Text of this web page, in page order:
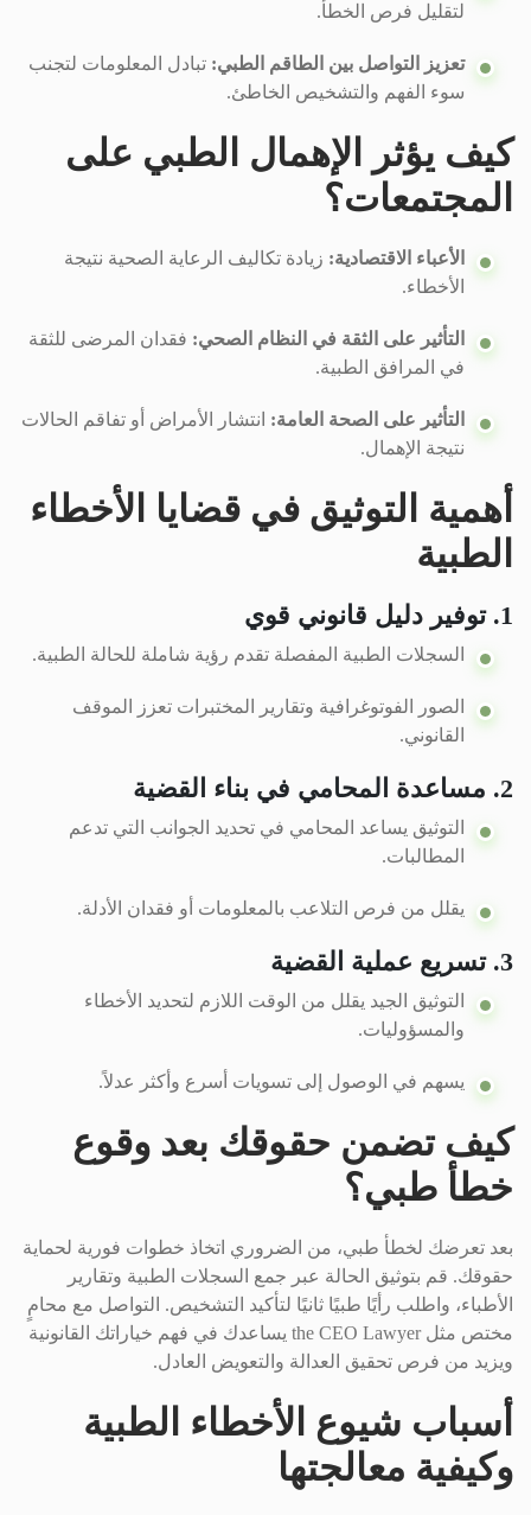
لتقليل فرص الخطأ.
تعزيز التواصل بين الطاقم الطبي: تبادل المعلومات لتجنب
سوء الفهم والتشخيص الخاطئ.
كيف يؤثر الإهمال الطبي على
المجتمعات؟
الأعباء الاقتصادية: زيادة تكاليف الرعاية الصحية نتيجة
الأخطاء.
التأثير على الثقة في النظام الصحي: فقدان المرضى للثقة
في المرافق الطبية.
التأثير على الصحة العامة: انتشار الأمراض أو تفاقم الحالات
نتيجة الإهمال.
أهمية التوثيق في قضايا الأخطاء
الطبية
1. توفير دليل قانوني قوي
السجلات الطبية المفصلة تقدم رؤية شاملة للحالة الطبية.
الصور الفوتوغرافية وتقارير المختبرات تعزز الموقف
القانوني.
2. مساعدة المحامي في بناء القضية
التوثيق يساعد المحامي في تحديد الجوانب التي تدعم
المطالبات.
يقلل من فرص التلاعب بالمعلومات أو فقدان الأدلة.
3. تسريع عملية القضية
التوثيق الجيد يقلل من الوقت اللازم لتحديد الأخطاء
والمسؤوليات.
يسهم في الوصول إلى تسويات أسرع وأكثر عدلاً.
كيف تضمن حقوقك بعد وقوع
خطأ طبي؟
بعد تعرضك لخطأ طبي، من الضروري اتخاذ خطوات فورية لحماية
حقوقك. قم بتوثيق الحالة عبر جمع السجلات الطبية وتقارير
الأطباء، واطلب رأيًا طبيًا ثانيًا لتأكيد التشخيص. التواصل مع محامٍ
مختص مثل the CEO Lawyer يساعدك في فهم خياراتك القانونية
ويزيد من فرص تحقيق العدالة والتعويض العادل.
أسباب شيوع الأخطاء الطبية
وكيفية معالجتها